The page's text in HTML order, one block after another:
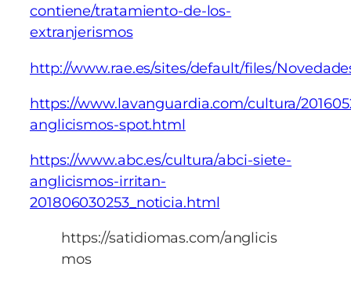
contiene/tratamiento-de-los-
extranjerismos
http://www.rae.es/sites/default/files/
https://www.lavanguardia.com/cultura/
anglicismos-spot.html
https://www.abc.es/cultura/abci-siete-
anglicismos-irritan-
201806030253_noticia.html
https://satidiomas.com/anglicis
mos